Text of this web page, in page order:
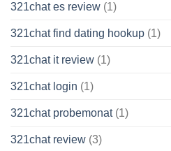
321chat es review (1)
321chat find dating hookup (1)
321chat it review (1)
321chat login (1)
321chat probemonat(1)
321chat review (3)